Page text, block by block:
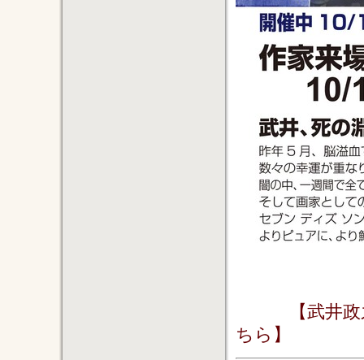
【武井
ちら】